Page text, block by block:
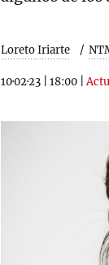
Loreto Iriarte
10·02·23 18:00 |